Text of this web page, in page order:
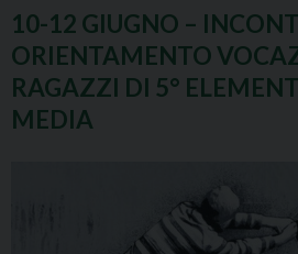
10-12 GIUGNO –
ORIENTAMENTO
RAGAZZI DI 5°
MEDIA